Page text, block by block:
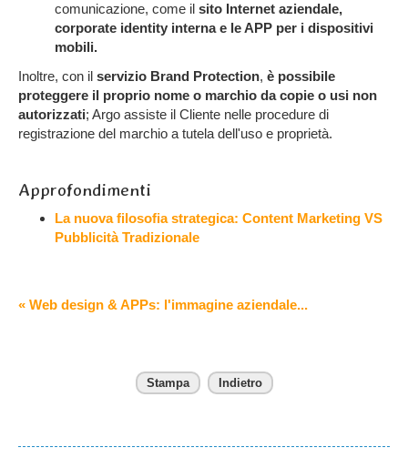
comunicazione, come il sito Internet aziendale,
corporate identity interna e le APP per i dispositivi
mobili.
Inoltre, con il servizio Brand Protection, è possibile
proteggere il proprio nome o marchio da copie o usi non
autorizzati; Argo assiste il Cliente nelle procedure di
registrazione del marchio a tutela dell'uso e proprietà.
Approfondimenti
La nuova filosofia strategica: Content Marketing VS
Pubblicità Tradizionale
« Web design & APPs: l'immagine aziendale...
Stampa Indietro